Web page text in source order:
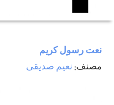
نعت رسول كريم
مصنف: نعيم صديقی